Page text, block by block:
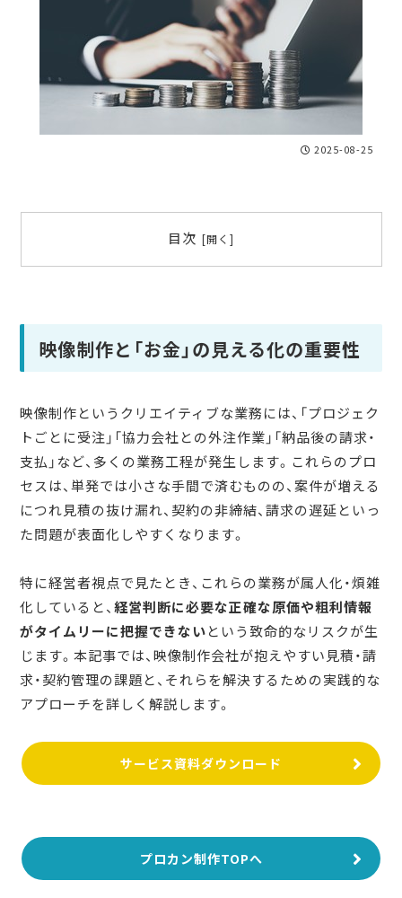
2025-08-25
目次
映像制作と「お金」の見える化の重要性
映像制作というクリエイティブな業務には、「プロジェク
トごとに受注」「協力会社との外注作業」「納品後の請求・
支払」など、多くの業務工程が発生します。これらのプロ
セスは、単発では小さな手間で済むものの、案件が増える
につれ見積の抜け漏れ、契約の非締結、請求の遅延といっ
た問題が表面化しやすくなります。
特に経営者視点で見たとき、これらの業務が属人化・煩雑
化していると、経営判断に必要な正確な原価や粗利情報
がタイムリーに把握できないという致命的なリスクが生
じます。本記事では、映像制作会社が抱えやすい見積・請
求・契約管理の課題と、それらを解決するための実践的な
アプローチを詳しく解説します。
サービス資料ダウンロード
プロカン制作TOPへ